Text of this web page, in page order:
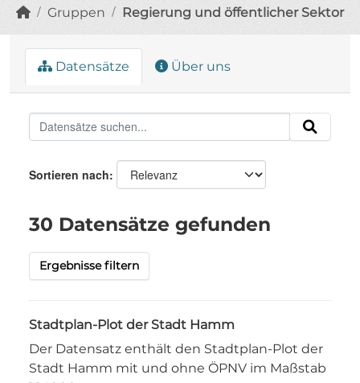
Gruppen Regierung und öffentlicher Sektor
Datensätze Über uns
Sortieren nach
30 Datensätze gefunden
Ergebnisse filtern
Stadtplan-Plot der Stadt Hamm
Der Datensatz enthält den Stadtplan-Plot der
Stadt Hamm mit und ohne ÖPNV im Maßstab